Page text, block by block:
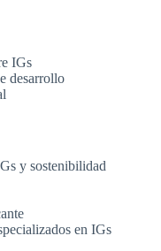
IGs
desarrollo
y sostenibilidad
en IGs